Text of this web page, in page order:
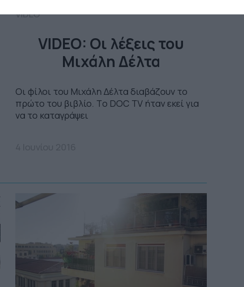
VIDEO
VIDEO: Οι λέξεις του
Μιχάλη Δέλτα
Οι φίλοι του Μιχάλη Δέλτα διαβάζουν το
πρώτο του βιβλίο. Tο DOC TV ήταν εκεί για
να το καταγράψει